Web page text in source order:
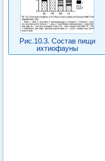
Рис.10.3. Состав пищи
ихтиофауны